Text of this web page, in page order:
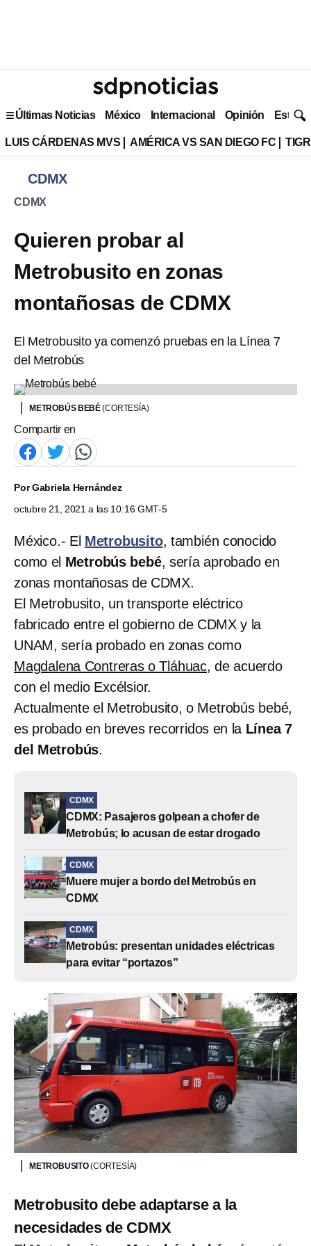
Últimas Noticias México Internacional Opinión Estilo
LUIS CÁRDENAS MVS AMÉRICA VS SAN DIEGO FC
CDMX
CDMX
Quieren probar al
Metrobusito en zonas
montañosas de CDMX
El Metrobusito ya comenzó pruebas en la Línea 7
del Metrobús
METROBÚS BEBÉ(CORTESÍA)
Compartir en
PorGabriela Hernández
octubre 21, 2021 a las 10:16 GMT-5
México.- El Metrobusito, también conocido
como el Metrobús bebé, sería aprobado en
zonas montañosas de CDMX.
El Metrobusito, un transporte eléctrico
fabricado entre el gobierno de CDMX y la
UNAM, sería probado en zonas como
Magdalena Contreras o Tláhuac, de acuerdo
con el medio Excélsior.
Actualmente el Metrobusito, o Metrobús bebé,
es probado en breves recorridos en la Línea 7
del Metrobús.
CDMX
CDMX: Pasajeros golpean a chofer de
Metrobús; lo acusan de estar drogado
CDMX
Muere mujer a bordo del Metrobús en
CDMX
CDMX
Metrobús: presentan unidades eléctricas
para evitar “portazos”
METROBUSITO(CORTESÍA)
Metrobusito debe adaptarse a la
necesidades de CDMX